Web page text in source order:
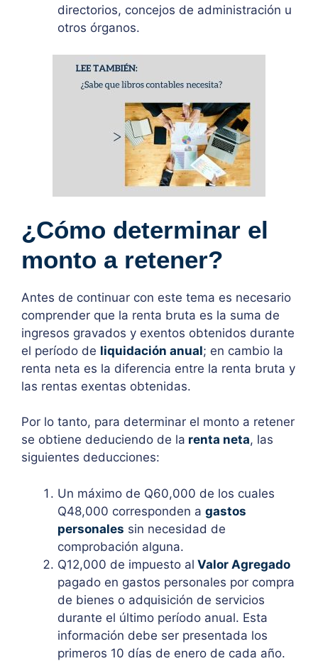
directorios, concejos de administración u
otros órganos.
¿Cómo determinar el
monto a retener?
Antes de continuar con este tema es necesario
comprender que la renta bruta es la suma de
ingresos gravados y exentos obtenidos durante
el período de liquidación anual; en cambio la
renta neta es la diferencia entre la renta bruta y
las rentas exentas obtenidas.
Por lo tanto, para determinar el monto a retener
se obtiene deduciendo de la renta neta, las
siguientes deducciones:
Un máximo de Q60,000 de los cuales
Q48,000 corresponden a gastos
personales sin necesidad de
comprobación alguna.
Q12,000 de impuesto al Valor Agregado
pagado en gastos personales por compra
de bienes o adquisición de servicios
durante el último período anual. Esta
información debe ser presentada los
primeros 10 días de enero de cada año.